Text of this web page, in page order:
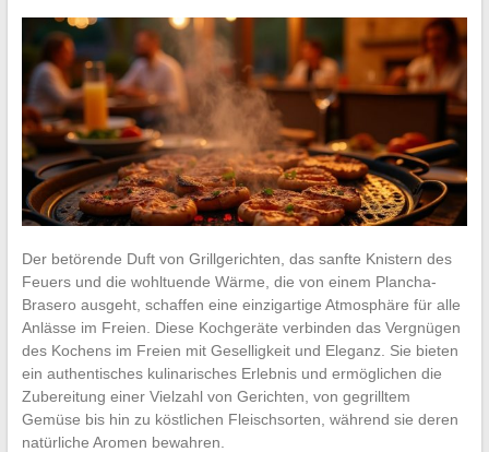
Der betörende Duft von Grillgerichten, das sanfte Knistern des
Feuers und die wohltuende Wärme, die von einem Plancha-
Brasero ausgeht, schaffen eine einzigartige Atmosphäre für alle
Anlässe im Freien. Diese Kochgeräte verbinden das Vergnügen
des Kochens im Freien mit Geselligkeit und Eleganz. Sie bieten
ein authentisches kulinarisches Erlebnis und ermöglichen die
Zubereitung einer Vielzahl von Gerichten, von gegrilltem
Gemüse bis hin zu köstlichen Fleischsorten, während sie deren
natürliche Aromen bewahren.